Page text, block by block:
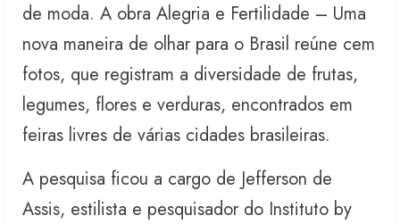
de moda. A obra Alegria e Fertilidade – Uma
nova maneira de olhar para o Brasil reúne cem
fotos, que registram a diversidade de frutas,
legumes, flores e verduras, encontrados em
feiras livres de várias cidades brasileiras.
A pesquisa ficou a cargo de Jefferson de
Assis, estilista e pesquisador do Instituto by